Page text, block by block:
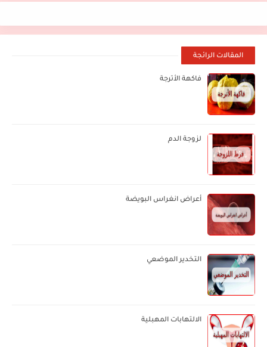
المقالات الرائجة
فاكهة الأترجة
لزوجة الدم
أعراض انغراس البويضة
التخدير الموضعي
الالتهابات المهبلية